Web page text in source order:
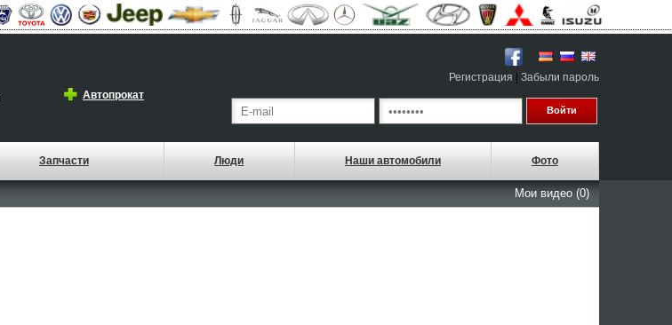
Автопрокат
Регистрация Забыли пароль
Запчасти Люди Наши автомобили Фото
Мои видео (0)